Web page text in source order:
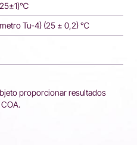
Tu-4) (25 ± 0,2) ℃
proporcionar resultados